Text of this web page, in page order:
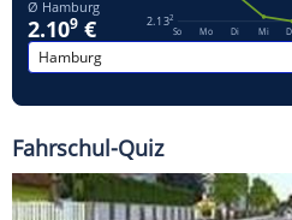
Fahrschul-Quiz